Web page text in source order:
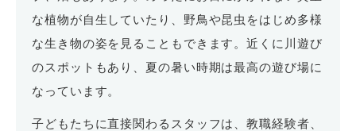
な植物が自生していたり、野鳥や昆虫をはじめ多様
な生き物の姿を見ることもできます。近くに川遊び
のスポットもあり、夏の暑い時期は最高の遊び場に
なっています。
子どもたちに直接関わるスタッフは、教職経験者、